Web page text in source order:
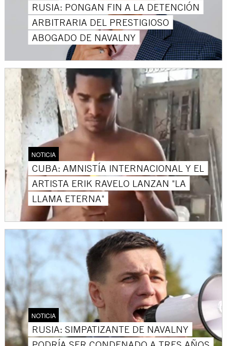
RUSIA: PONGAN FIN A LA DETENCIÓN
ARBITRARIA DEL PRESTIGIOSO
ABOGADO DE NAVALNY
NOTICIA
CUBA: AMNISTÍA INTERNACIONAL Y EL
ARTISTA ERIK RAVELO LANZAN "LA
LLAMA ETERNA"
NOTICIA
RUSIA: SIMPATIZANTE DE NAVALNY